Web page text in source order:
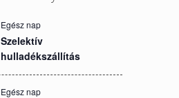
Egész nap
Szelektív
hulladékszállítás
Egész nap